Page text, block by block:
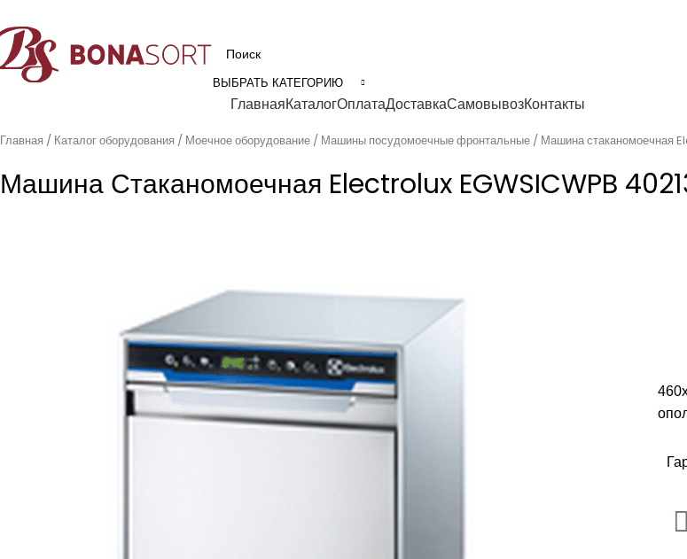
ВЫБРАТЬ КАТЕГОРИЮ
ГлавнаяКаталогОплатаДоставкаСамовывозКонтакты
Главная Каталог оборудования Моечное оборудование Машины посудомоечные фронтальные Машина стаканомоечная
Машина Стаканомоечная Electrolux EGWSICWPB